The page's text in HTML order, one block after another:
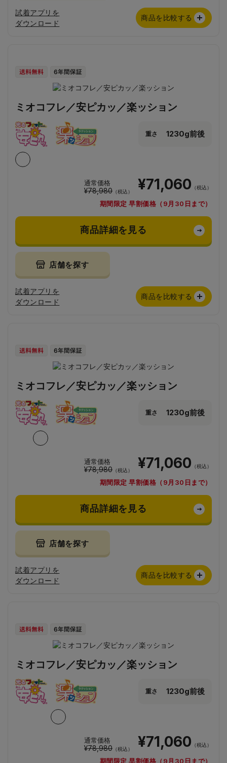
試着アプリを
ダウンロード
商品を比較する
ミオコフレ／安ピカッ／楽ッション
重さ 1230g前後
通常価格
¥78,980 （税込） ¥71,060 （税込）
期間限定 早割価格（9月30日まで）
商品詳細を見る
店舗を探す
試着アプリを
ダウンロード
商品を比較する
ミオコフレ／安ピカッ／楽ッション
重さ 1230g前後
通常価格
¥78,980 （税込） ¥71,060 （税込）
期間限定 早割価格（9月30日まで）
商品詳細を見る
店舗を探す
試着アプリを
ダウンロード
商品を比較する
ミオコフレ／安ピカッ／楽ッション
重さ 1230g前後
通常価格
¥78,980 （税込） ¥71,060 （税込）
期間限定 早割価格（9月30日まで）